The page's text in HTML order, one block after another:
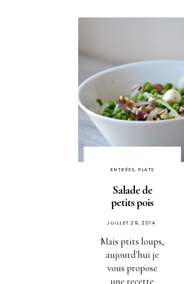
ENTRÉES, PLATS
Salade de
petits pois
PUBLIÉ
JUILLET 29, 2014
Mais ptits loups,
aujourd'hui je
vous propose
une recette